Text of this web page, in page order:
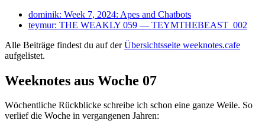
dominik: Week 7, 2024: Apes and Chatbots
teymur: THE WEAKLY 059 — TEYMTHEBEAST_002
Alle Beiträge findest du auf derÜbersichtsseite weeknotes.cafe
aufgelistet.
Weeknotes aus Woche 07
Wöchentliche Rückblicke schreibe ich schon eine ganze Weile. So
verlief die Woche in vergangenen Jahren: